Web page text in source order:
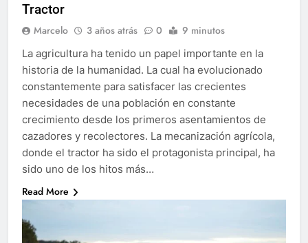
Tractor
Marcelo 3 años atrás 0 9 minutos
La agricultura ha tenido un papel importante en la
historia de la humanidad. La cual ha evolucionado
constantemente para satisfacer las crecientes
necesidades de una población en constante
crecimiento desde los primeros asentamientos de
cazadores y recolectores. La mecanización agrícola,
donde el tractor ha sido el protagonista principal, ha
sido uno de los hitos más…
Read More